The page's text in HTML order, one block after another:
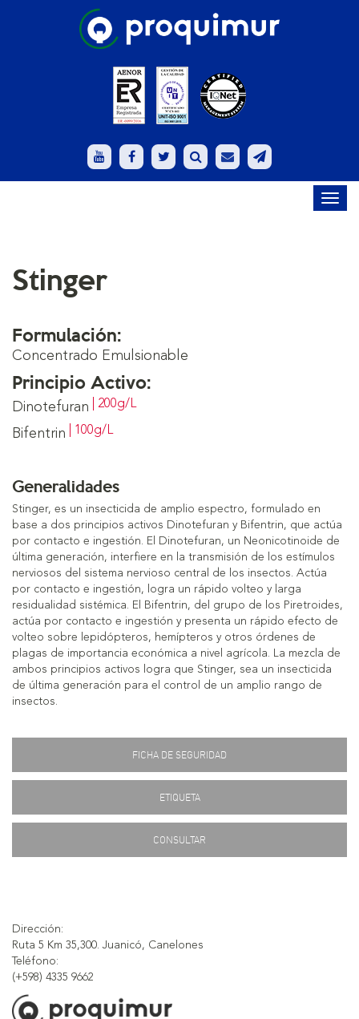
Stinger
Formulación:
Concentrado Emulsionable
Principio Activo:
Dinotefuran | 200g/L
Bifentrin | 100g/L
Generalidades
Stinger, es un insecticida de amplio espectro, formulado en
base a dos principios activos Dinotefuran y Bifentrin, que actúa
por contacto e ingestión. El Dinotefuran, un Neonicotinoide de
última generación, interfiere en la transmisión de los estímulos
nerviosos del sistema nervioso central de los insectos. Actúa
por contacto e ingestión, logra un rápido volteo y larga
residualidad sistémica. El Bifentrin, del grupo de los Piretroides,
actúa por contacto e ingestión y presenta un rápido efecto de
volteo sobre lepidópteros, hemípteros y otros órdenes de
plagas de importancia económica a nivel agrícola. La mezcla de
ambos principios activos logra que Stinger, sea un insecticida
de última generación para el control de un amplio rango de
insectos.
FICHA DE SEGURIDAD
ETIQUETA
CONSULTAR
Dirección:
Ruta 5 Km 35,300. Juanicó, Canelones
Teléfono:
(+598) 4335 9662